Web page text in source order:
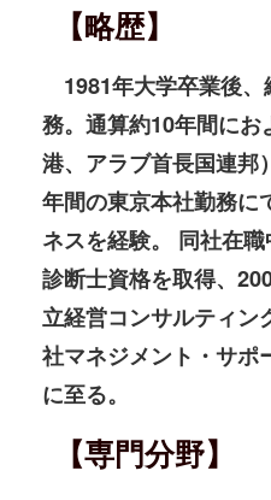
【略歴】
1981年大学卒業後、
務。通算約10年間に
港、アラブ首長国連邦
年間の東京本社勤務に
ネスを経験。 同社在
診断士資格を取得、
立経営コンサルティン
社マネジメント・サポ
に至る。
【専門分野】